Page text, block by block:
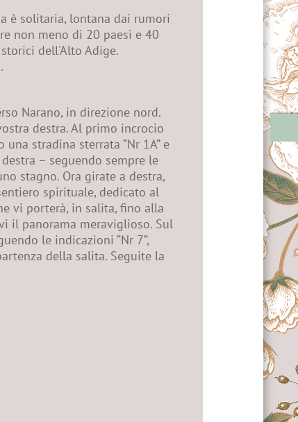
è solitaria, lontana dai rumori
non meno di 20 paesi e 40
dell'Alto Adige.
Narano, in direzione nord.
destra. Al primo incrocio
stradina sterrata “Nr 1A” e
– seguendo sempre le
stagno. Ora girate a destra,
spirituale, dedicato al
vi porterà, in salita, fino alla
il panorama meraviglioso. Sul
le indicazioni “Nr 7”,
della salita. Seguite la